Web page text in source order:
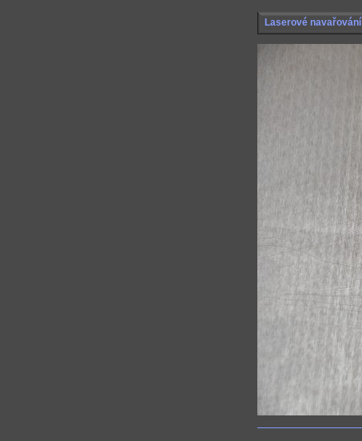
Laserové navařování